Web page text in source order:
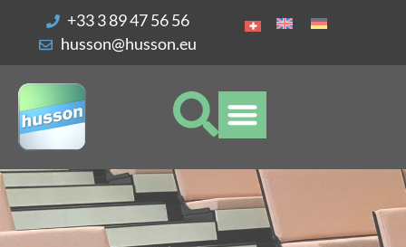
Vos préférences de cookies
+33 3 89 47 56 56
husson@husson.eu